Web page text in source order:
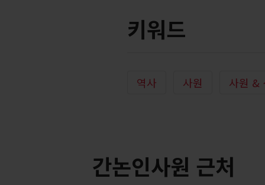
키워드
역사 사원 사원 &
간논인사원 근처